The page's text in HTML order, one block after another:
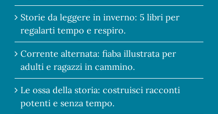
Storie da leggere in inverno: 5 libri per
regalarti tempo e respiro.
Corrente alternata: fiaba illustrata per
adulti e ragazzi in cammino.
Le ossa della storia: costruisci racconti
potenti e senza tempo.